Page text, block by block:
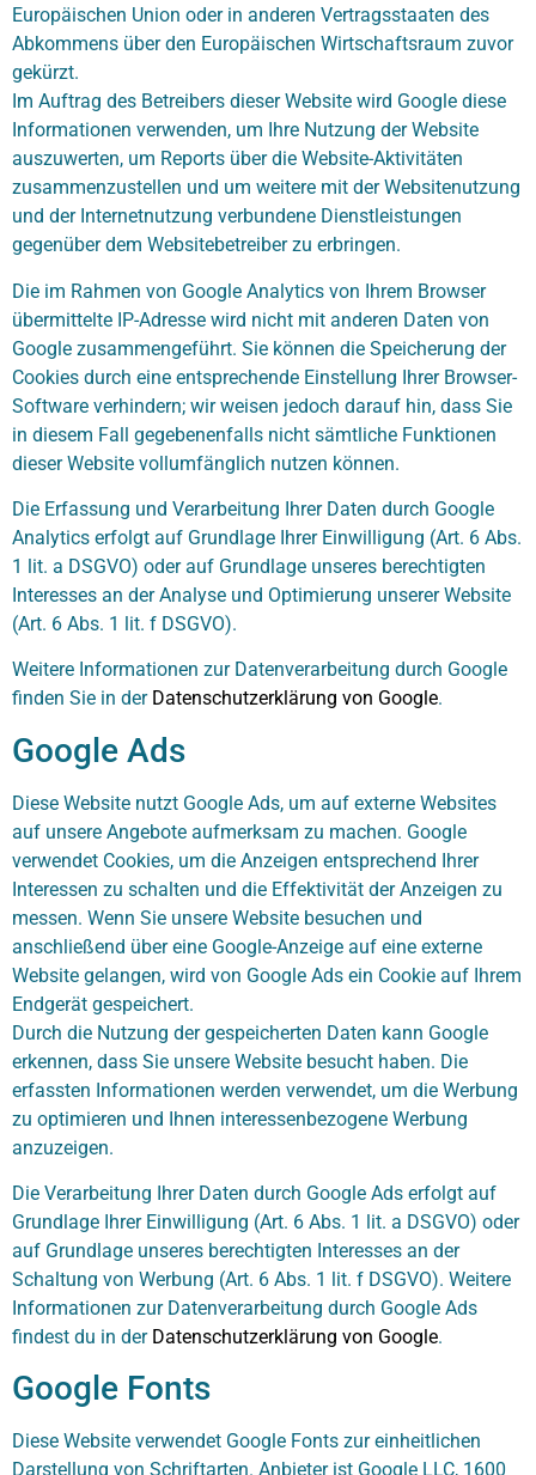
Europäischen Union oder in anderen Vertragsstaaten des
Abkommens über den Europäischen Wirtschaftsraum zuvor
gekürzt.
Im Auftrag des Betreibers dieser Website wird Google diese
Informationen verwenden, um Ihre Nutzung der Website
auszuwerten, um Reports über die Website-Aktivitäten
zusammenzustellen und um weitere mit der Websitenutzung
und der Internetnutzung verbundene Dienstleistungen
gegenüber dem Websitebetreiber zu erbringen.
Die im Rahmen von Google Analytics von Ihrem Browser
übermittelte IP-Adresse wird nicht mit anderen Daten von
Google zusammengeführt. Sie können die Speicherung der
Cookies durch eine entsprechende Einstellung Ihrer Browser-
Software verhindern; wir weisen jedoch darauf hin, dass Sie
in diesem Fall gegebenenfalls nicht sämtliche Funktionen
dieser Website vollumfänglich nutzen können.
Die Erfassung und Verarbeitung Ihrer Daten durch Google
Analytics erfolgt auf Grundlage Ihrer Einwilligung (Art. 6 Abs.
1 lit. a DSGVO) oder auf Grundlage unseres berechtigten
Interesses an der Analyse und Optimierung unserer Website
(Art. 6 Abs. 1 lit. f DSGVO).
Weitere Informationen zur Datenverarbeitung durch Google
finden Sie in der Datenschutzerklärung von Google.
Google Ads
Diese Website nutzt Google Ads, um auf externe Websites
auf unsere Angebote aufmerksam zu machen. Google
verwendet Cookies, um die Anzeigen entsprechend Ihrer
Interessen zu schalten und die Effektivität der Anzeigen zu
messen. Wenn Sie unsere Website besuchen und
anschließend über eine Google-Anzeige auf eine externe
Website gelangen, wird von Google Ads ein Cookie auf Ihrem
Endgerät gespeichert.
Durch die Nutzung der gespeicherten Daten kann Google
erkennen, dass Sie unsere Website besucht haben. Die
erfassten Informationen werden verwendet, um die Werbung
zu optimieren und Ihnen interessenbezogene Werbung
anzuzeigen.
Die Verarbeitung Ihrer Daten durch Google Ads erfolgt auf
Grundlage Ihrer Einwilligung (Art. 6 Abs. 1 lit. a DSGVO) oder
auf Grundlage unseres berechtigten Interesses an der
Schaltung von Werbung (Art. 6 Abs. 1 lit. f DSGVO). Weitere
Informationen zur Datenverarbeitung durch Google Ads
findest du in der Datenschutzerklärung von Google.
Google Fonts
Diese Website verwendet Google Fonts zur einheitlichen
Darstellung von Schriftarten. Anbieter ist Google LLC, 1600